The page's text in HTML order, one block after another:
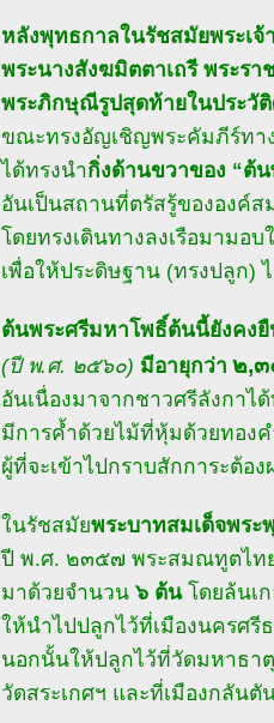
หลังพุทธกาลในรัชสมัยพระเ
พระนางสังฆมิตตาเถรี พระร
พระภิกษุณีรูปสุดท้ายในประวั
ขณะทรงอัญเชิญพระคัมภีร์ทา
ได้ทรงนำกิ่งด้านขวาของ “ต้
อันเป็นสถานที่ตรัสรู้ขององค์
โดยทรงเดินทางลงเรือมามอบ
เพื่อให้ประดิษฐาน (ทรงปลูก)
ต้นพระศรีมหาโพธิ์ต้นนี้ยังคง
(ปี พ.ศ. ๒๕๖๐) มีอายุกว่า ๒,
อันเนื่องมาจากชาวศรีลังกาไ
มีการค้ำด้วยไม้ที่หุ้มด้วยทอง
ผู้ที่จะเข้าไปกราบสักการะต้อ
ในรัชสมัยพระบาทสมเด็จพร
ปี พ.ศ. ๒๓๕๗ พระสมณทูตไท
มาด้วยจำนวน ๖ ต้นโดยล้นเ
ให้นำไปปลูกไว้ที่เมืองนครศรี
นอกนั้นให้ปลูกไว้ที่วัดมหาธา
วัดสระเกศฯ และที่เมืองกลันตั